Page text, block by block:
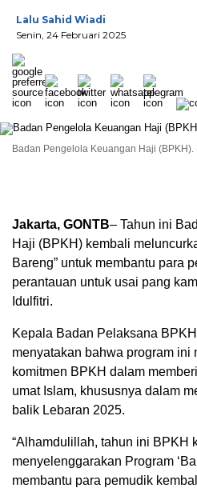
Lalu Sahid Wiadi
Senin, 24 Februari 2025
Badan Pengelola Keuangan Haji (BPKH).
Jakarta, GONTB– Tahun ini
Haji (BPKH) kembali
Bareng” untuk membantu para
perantauan untuk usai pang
Idulfitri.
Kepala Badan Pelaksana
menyatakan bahwa program ini
komitmen BPKH dalam
umat Islam, khususnya dalam
balik Lebaran 2025.
“Alhamdulillah, tahun ini BPKH
menyelenggarakan Program
membantu para pemudik